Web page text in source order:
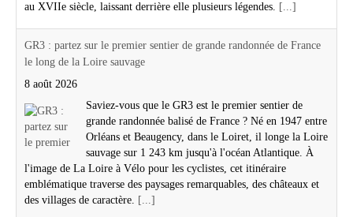
au XVIIe siècle, laissant derrière elle plusieurs légendes. [...]
GR3 : partez sur le premier sentier de grande randonnée de France
le long de la Loire sauvage
8 août 2026
Saviez-vous que le GR3 est le premier sentier de
grande randonnée balisé de France ? Né en 1947 entre
Orléans et Beaugency, dans le Loiret, il longe la Loire
sauvage sur 1 243 km jusqu'à l'océan Atlantique. À
l'image de La Loire à Vélo pour les cyclistes, cet itinéraire
emblématique traverse des paysages remarquables, des châteaux et
des villages de caractère. [...]